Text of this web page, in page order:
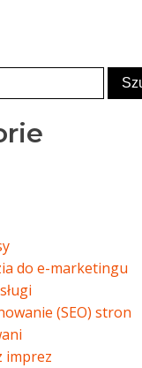
do e-marketingu
(SEO) stron
imprez